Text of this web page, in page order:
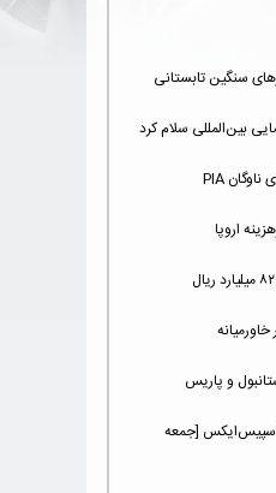
سنگین تابستانی
بین‌المللی سلام کرد
اروپا
[جمعه